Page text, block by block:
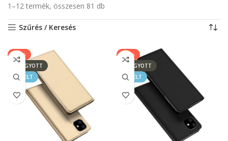
1–12 termék, összesen 81 db
Szűrés / Keresés
-33%
ELFOGYOTT
KIEMELT
-33%
ELFOGYOTT
KIEMELT